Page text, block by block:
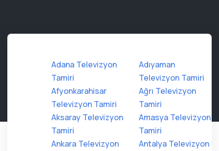
Adana Televizyon
Tamiri
Adıyaman
Televizyon Tamiri
Afyonkarahisar
Televizyon Tamiri
Ağrı Televizyon
Tamiri
Aksaray Televizyon
Tamiri
Amasya Televizyon
Tamiri
Ankara Televizyon
Antalya Televizyon